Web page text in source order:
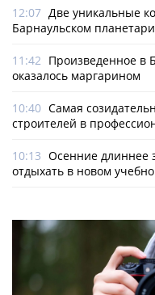
12:07 Две уникальные
Барнаульском
11:42 Произведенное в
оказалось маргарином
10:40 Самая
строителей в
10:13 Осенние длиннее
отдыхать в новом